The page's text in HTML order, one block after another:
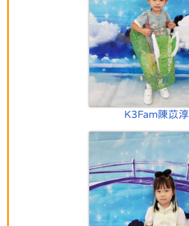
K3Fam陳苡淳